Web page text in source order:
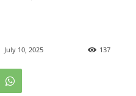
July 10, 2025 137